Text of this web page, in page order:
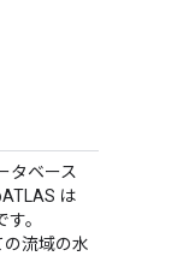
タベース
は
。
の流域の水